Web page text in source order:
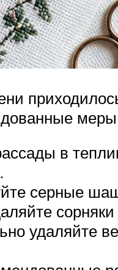
в
серные
удаляйте